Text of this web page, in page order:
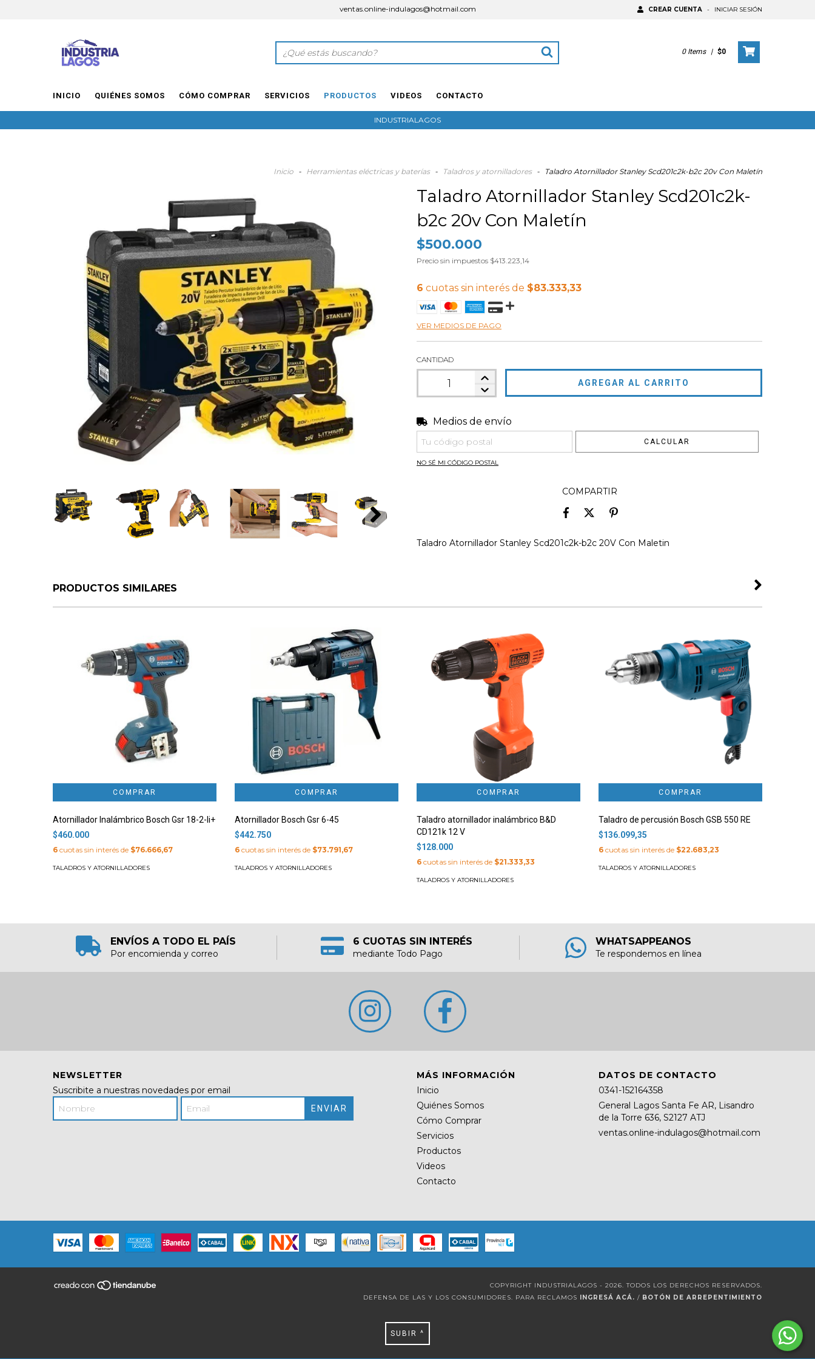
ventas.online-indulagos@hotmail.com CREAR CUENTA - INICIAR SESIÓN
0 Items | $0
INICIO QUIÉNES SOMOS CÓMO COMPRAR SERVICIOS PRODUCTOS VIDEOS CONTACTO
INDUSTRIALAGOS
Inicio - Herramientas eléctricas y baterías - Taladros y atornilladores - Taladro Atornillador Stanley Scd201c2k-b2c 20v Con Maletín
Taladro Atornillador Stanley Scd201c2k-
b2c 20v Con Maletín
$500.000
Precio sin impuestos $413.223,14
6 cuotas sin interés de $83.333,33
VER MEDIOS DE PAGO
CANTIDAD
Entregas para el CP:
Medios de envío
CALCULAR
NO SÉ MI CÓDIGO POSTAL
COMPARTIR
Taladro Atornillador Stanley Scd201c2k-b2c 20V Con Maletin
PRODUCTOS SIMILARES
Atornillador Inalámbrico Bosch Gsr 18-2-li+
$460.000
6 cuotas sin interés de $76.666,67
TALADROS Y ATORNILLADORES
Atornillador Bosch Gsr 6-45
$442.750
6 cuotas sin interés de $73.791,67
TALADROS Y ATORNILLADORES
Taladro atornillador inalámbrico B&D
CD121k 12 V
$128.000
6 cuotas sin interés de $21.333,33
TALADROS Y ATORNILLADORES
Taladro de percusión Bosch GSB 550 RE
$136.099,35
6 cuotas sin interés de $22.683,23
TALADROS Y ATORNILLADORES
ENVÍOS A TODO EL PAÍS
Por encomienda y correo
6 CUOTAS SIN INTERÉS
mediante Todo Pago
WHATSAPPEANOS
Te respondemos en línea
NEWSLETTER
Suscribite a nuestras novedades por email
MÁS INFORMACIÓN
Inicio
Quiénes Somos
Cómo Comprar
Servicios
Productos
Videos
Contacto
DATOS DE CONTACTO
0341-152164358
General Lagos Santa Fe AR, Lisandro
de la Torre 636, S2127 ATJ
ventas.online-indulagos@hotmail.com
COPYRIGHT INDUSTRIALAGOS - 2026. TODOS LOS DERECHOS RESERVADOS.
DEFENSA DE LAS Y LOS CONSUMIDORES. PARA RECLAMOS INGRESÁ ACÁ. / BOTÓN DE ARREPENTIMIENTO
SUBIR ^